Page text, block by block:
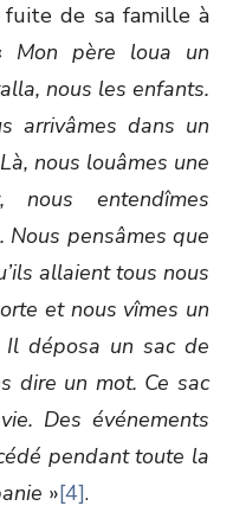
de sa famille à
Mon père loua un
nous les enfants.
arrivâmes dans un
nous louâmes une
nous entendîmes
Nous pensâmes que
allaient tous nous
et nous vîmes un
déposa un sac de
dire un mot. Ce sac
Des événements
pendant toute la
»[4].